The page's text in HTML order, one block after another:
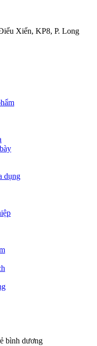
Xiển, KP8, P. Long
dụng
bình dương